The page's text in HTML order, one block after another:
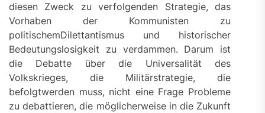
diesen Zweck zu verfolgenden Strategie, das
Vorhaben der Kommunisten zu
politischemDilettantismus und historischer
Bedeutungslosigkeit zu verdammen. Darum ist
die Debatte über die Universalität des
Volkskrieges, die Militärstrategie, die
befolgtwerden muss, nicht eine Frage Probleme
zu debattieren, die möglicherweise in die Zukunft